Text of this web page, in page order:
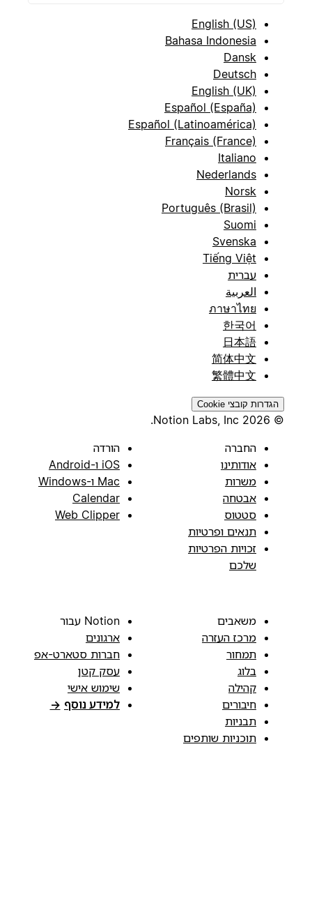
English (US)
Bahasa Indonesia
Dansk
Deutsch
English (UK)
Español (España)
Español (Latinoamérica)
Français (France)
Italiano
Nederlands
Norsk
Português (Brasil)
Suomi
Svenska
Tiếng Việt
עברית
العربية
ภาษาไทย
한국어
日本語
简体中文
繁體中文
הגדרות קובצי Cookie
החברה
אודותינו
משרות
אבטחה
סטטוס
תנאים ופרטיות
זכויות הפרטיות
שלכם
הורדה
iOS ו-Android
Mac ו-Windows
Calendar
Web Clipper
משאבים
מרכז העזרה
תמחור
בלוג
קהילה
חיבורים
תבניות
תוכניות שותפים
Notion עבור
ארגונים
חברות סטארט-אפ
עסק קטן
שימוש אישי
למידע נוסף →